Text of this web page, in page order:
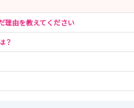
理由を教えてください
？